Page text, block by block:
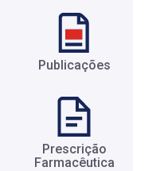
Publicações
Prescrição
Farmacêutica​